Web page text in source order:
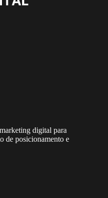
digital para
de posicionamento e